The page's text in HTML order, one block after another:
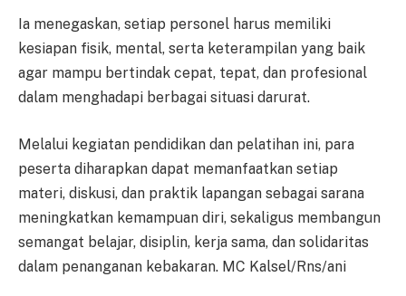
Ia menegaskan, setiap personel harus memiliki
kesiapan fisik, mental, serta keterampilan yang baik
agar mampu bertindak cepat, tepat, dan profesional
dalam menghadapi berbagai situasi darurat.
Melalui kegiatan pendidikan dan pelatihan ini, para
peserta diharapkan dapat memanfaatkan setiap
materi, diskusi, dan praktik lapangan sebagai sarana
meningkatkan kemampuan diri, sekaligus membangun
semangat belajar, disiplin, kerja sama, dan solidaritas
dalam penanganan kebakaran. MC Kalsel/Rns/ani